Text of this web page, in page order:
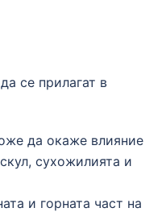
се прилагат в
да окаже влияние
сухожилията и
и горната част на